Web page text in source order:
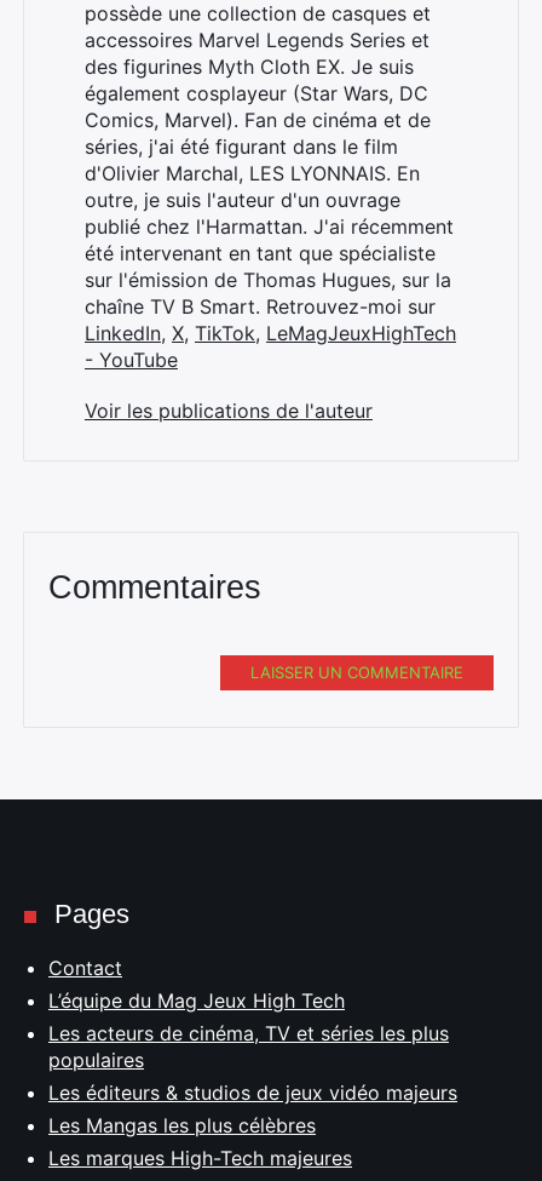
possède une collection de casques et
accessoires Marvel Legends Series et
des figurines Myth Cloth EX. Je suis
également cosplayeur (Star Wars, DC
Comics, Marvel). Fan de cinéma et de
séries, j'ai été figurant dans le film
d'Olivier Marchal, LES LYONNAIS. En
outre, je suis l'auteur d'un ouvrage
publié chez l'Harmattan. J'ai récemment
été intervenant en tant que spécialiste
sur l'émission de Thomas Hugues, sur la
chaîne TV B Smart. Retrouvez-moi sur
LinkedIn, X, TikTok, LeMagJeuxHighTech
- YouTube
Voir les publications de l'auteur
Commentaires
LAISSER UN COMMENTAIRE
Pages
Contact
L’équipe du Mag Jeux High Tech
Les acteurs de cinéma, TV et séries les plus
populaires
Les éditeurs & studios de jeux vidéo majeurs
Les Mangas les plus célèbres
Les marques High-Tech majeures